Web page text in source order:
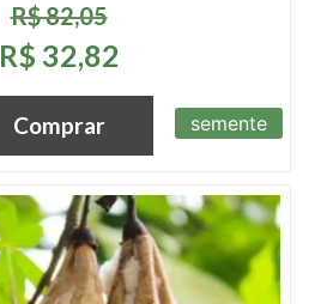
R$ 82,05
R$ 32,82
Comprar semente